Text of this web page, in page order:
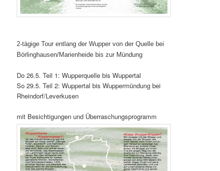
2-tägige Tour entlang der Wupper von der Quelle bei
Börlinghausen/Marienheide bis zur Mündung
Do 26.5. Teil 1: Wupperquelle bis Wuppertal
So 29.5. Teil 2: Wuppertal bis Wuppermündung bei
Rheindorf/Leverkusen
mit Besichtigungen und Überraschungsprogramm